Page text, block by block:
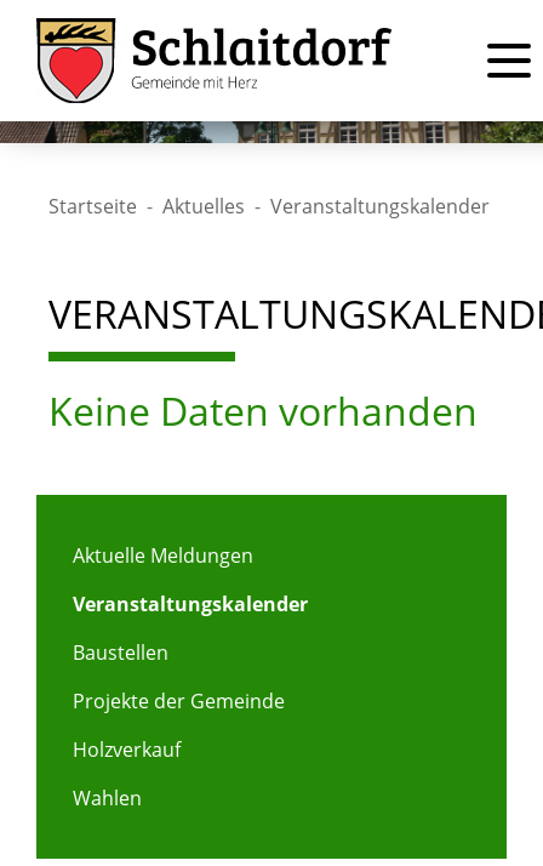
Startseite Aktuelles Veranstaltungskalender
Keine Daten vorhanden
Aktuelle Meldungen
Veranstaltungskalender
Baustellen
Projekte der Gemeinde
Holzverkauf
Wahlen